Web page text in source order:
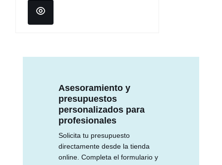
Asesoramiento y
presupuestos
personalizados para
profesionales
Solicita tu presupuesto
directamente desde la tienda
online. Completa el formulario y